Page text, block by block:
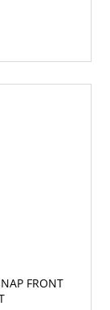
FRONT